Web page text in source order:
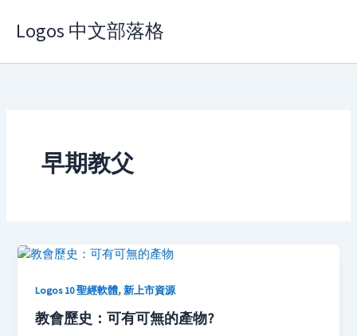
Logos 中文部落格
早期教父
Logos 10 聖經軟體,新上市資源
教會歷史：可有可無的產物?